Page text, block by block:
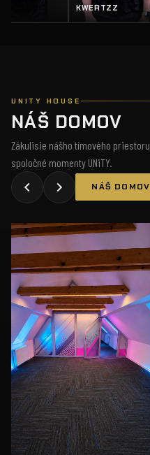
KWERTZZ
UNITY HOUSE
NÁŠ DOMOV
Zákulisie nášho tímového
spoločné momenty UNiTY.
NÁŠ